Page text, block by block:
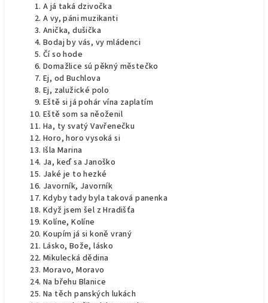
A já taká dzivočka
A vy, páni muzikanti
Anička, dušička
Bodaj by vás, vy mládenci
Čí so hode
Domažlice sú pěkný městečko
Ej, od Buchlova
Ej, zalužické polo
Eště si já pohár vína zaplatím
Eště som sa něoženil
Ha, ty svatý Vavřenečku
Horo, horo vysoká si
Išla Marina
Ja, keď sa Janoško
Jaké je to hezké
Javorník, Javorník
Kdyby tady byla taková panenka
Když jsem šel z Hradišťa
Kolíne, Kolíne
Koupím já si koně vraný
Lásko, Bože, lásko
Mikulecká dědina
Moravo, Moravo
Na břehu Blanice
Na těch panských lukách